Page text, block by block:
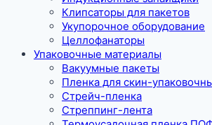
Клипсаторы для пакетов
Укупорочное оборудование
Целлофанаторы
Упаковочные материалы
Вакуумные пакеты
Пленка для скин-
Стрейч-пленка
Стреппинг-лента